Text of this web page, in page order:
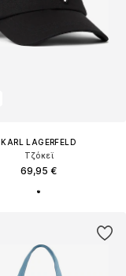
KARL LAGERFELD
Τζόκεϊ
69,95 €